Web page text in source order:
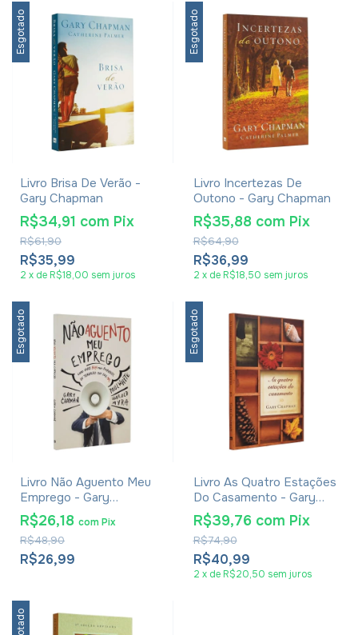
Esgotado
Livro Brisa De Verão -
Gary Chapman
R$35,99
R$61,90
R$34,91 com Pix
2 x de R$18,00 sem juros
Esgotado
Livro Incertezas De
Outono - Gary Chapman
R$36,99
R$64,90
R$35,88 com Pix
2 x de R$18,50 sem juros
Esgotado
Livro Não Aguento Meu
Emprego - Gary
Chapman
R$26,99
R$48,90
R$26,18 comPix
Esgotado
Livro As Quatro Estações
Do Casamento - Gary
Chapman
R$40,99
R$74,90
R$39,76 com Pix
2 x de R$20,50 sem juros